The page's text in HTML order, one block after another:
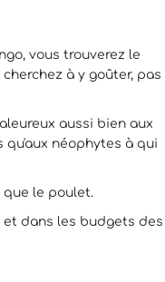
vous trouverez le
à y goûter, pas
aussi bien aux
néophytes à qui
que le poulet.
dans les budgets des